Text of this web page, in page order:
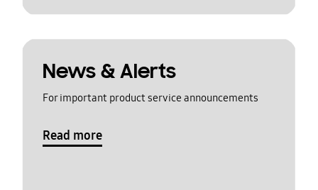
News & Alerts
For important product service announcements
Read more